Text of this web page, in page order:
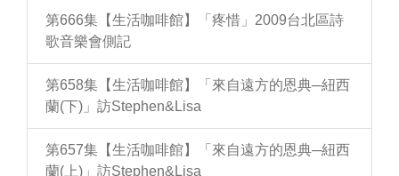
第666集【生活咖啡館】「疼惜」2009台北區詩
歌音樂會側記
第658集【生活咖啡館】「來自遠方的恩典─紐西
蘭(下)」訪Stephen&Lisa
第657集【生活咖啡館】「來自遠方的恩典─紐西
蘭(上)」訪Stephen&Lisa